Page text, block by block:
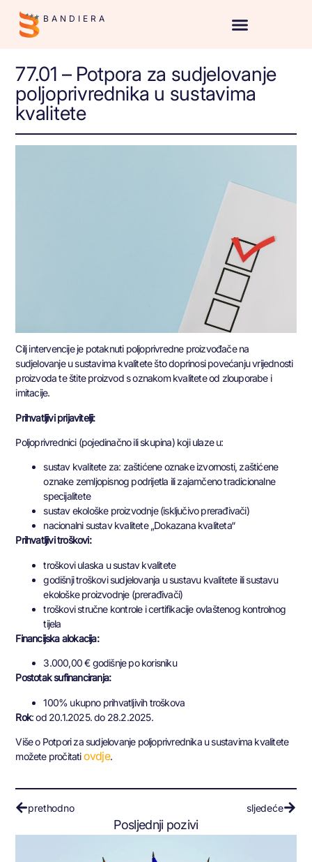
BANDIERA
77.01 – Potpora za sudjelovanje
poljoprivrednika u sustavima
kvalitete
Cilj intervencije je potaknuti poljoprivredne proizvođače na
sudjelovanje u sustavima kvalitete što doprinosi povećanju vrijednosti
proizvoda te štite proizvod s oznakom kvalitete od zlouporabe i
imitacije.
Prihvatljivi prijavitelji:
Poljoprivrednici (pojedinačno ili skupina) koji ulaze u:
sustav kvalitete za: zaštićene oznake izvornosti, zaštićene
oznake zemljopisnog podrijetla ili zajamčeno tradicionalne
specijalitete
sustav ekološke proizvodnje (isključivo prerađivači)
nacionalni sustav kvalitete „Dokazana kvaliteta“
Prihvatljivi troškovi:
troškovi ulaska u sustav kvalitete
godišnji troškovi sudjelovanja u sustavu kvalitete ili sustavu
ekološke proizvodnje (prerađivači)
troškovi stručne kontrole i certifikacije ovlaštenog kontrolnog
tijela
Financijska alokacija:
3.000,00 € godišnje po korisniku
Postotak sufinanciranja:
100% ukupno prihvatljivih troškova
Rok: od 20.1.2025. do 28.2.2025.
Više o Potpori za sudjelovanje poljoprivrednika u sustavima kvalitete
možete pročitatiovdje.
prethodno sljedeće
Posljednji pozivi